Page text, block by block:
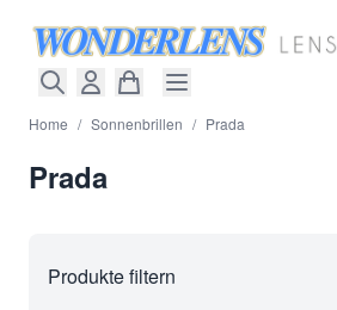
Home / Sonnenbrillen / Prada
Prada
Produkte filtern